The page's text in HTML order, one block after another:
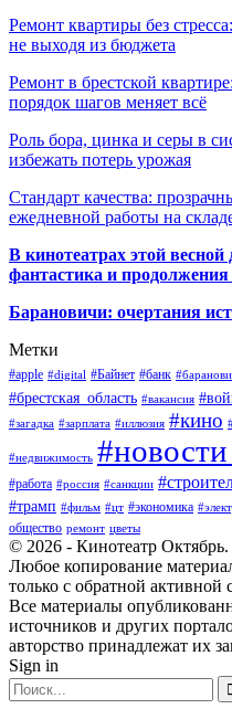
Ремонт квартиры без
не выходя из бюджета
Ремонт в брестской
порядок шагов меняет всё
Роль бора, цинка и серы в
избежать потерь урожая
Стандарт качества:
ежедневной работы на
В кинотеатрах этой
фантастика и
Барановичи: очертания
Метки
#apple #digital #Байнет #банк
#брестская_область #вакансия
#загадка #зарплата #иллюзия #кино
#недвижимость
#работа #россия #санкции
#трамп #фильм #цт #экономика
общество ремонт цветы
© 2026 - Кинотеатр
Любое копирование
только с обратной активной
Все материалы
источников и других
авторство принадлежат их
Sign in